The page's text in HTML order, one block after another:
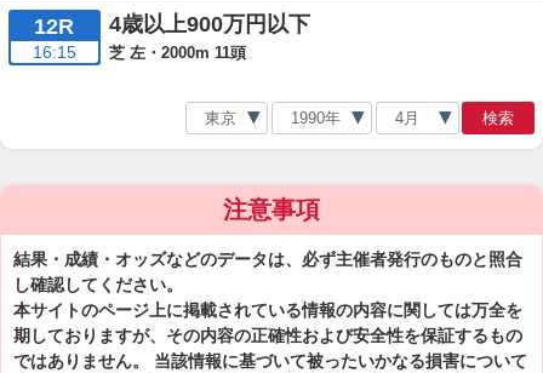
12R
16:15
4歳以上900万円以下
芝 左・2000m 11頭
検索
注意事項
結果・成績・オッズなどのデータは、必ず主催者発行のものと照合
し確認してください。
本サイトのページ上に掲載されている情報の内容に関しては万全を
期しておりますが、その内容の正確性および安全性を保証するもの
ではありません。 当該情報に基づいて被ったいかなる損害について